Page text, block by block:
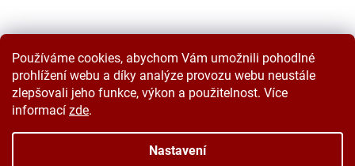
Používáme cookies, abychom Vám umožnili pohodlné
prohlížení webu a díky analýze provozu webu neustále
zlepšovali jeho funkce, výkon a použitelnost. Více
informací zde.
Nastavení